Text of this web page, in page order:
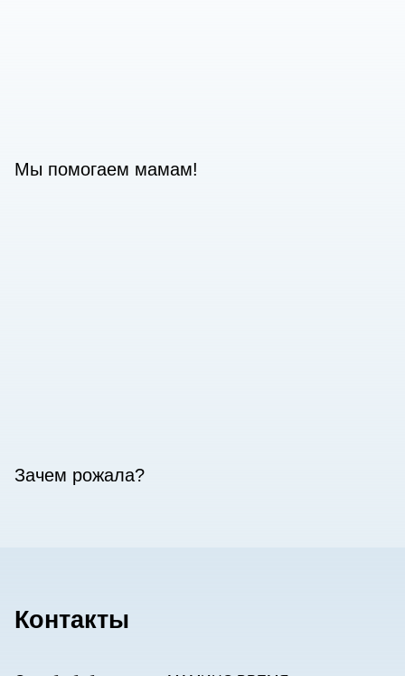
Мы помогаем мамам!
Зачем рожала?
Контакты